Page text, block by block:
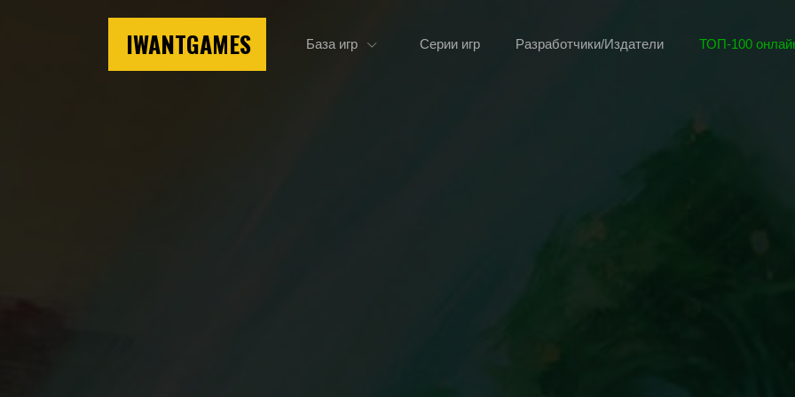
IWANTGAMES База игр Серии игр Разработчики/Издатели ТОП-100